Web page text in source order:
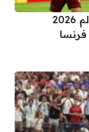
موعد مباراة إسبانيا في نهائي كأس العالم 2026
فرنسا